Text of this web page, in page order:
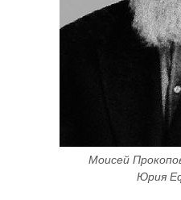
Моисей
Юрия